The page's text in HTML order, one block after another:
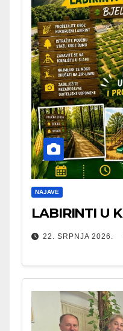
NAJAVE
LABIRINTI U
22. SRPNJA 2026.